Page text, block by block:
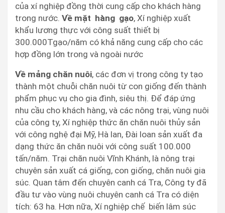
của xí nghiệp đồng thời cung cấp cho khách hàng
trong nước. Về mặt hàng gạo, Xí nghiệp xuất
khẩu lương thực với công suất thiết bị
300.000Tgạo/năm có khả năng cung cấp cho các
hợp đồng lớn trong và ngoài nước
Về mảng chăn nuôi, các đơn vị trong công ty tạo
thành một chuỗi chăn nuôi từ con giống đến thành
phẩm phục vụ cho gia đình, siêu thị. Để đáp ứng
nhu cầu cho khách hàng, và các nông trại, vùng nuôi
của công ty, Xí nghiệp thức ăn chăn nuôi thủy sản
với công nghệ đại Mỹ, Hà lan, Đài loan sản xuất đa
dạng thức ăn chăn nuôi với công suất 100.000
tấn/năm. Trại chăn nuôi Vĩnh Khánh, là nông trại
chuyên sản xuất cá giống, con giống, chăn nuôi gia
súc. Quan tâm đến chuyên canh cá Tra, Công ty đã
đầu tư vào vùng nuôi chuyên canh cá Tra có diện
tích: 63 ha. Hơn nữa, Xí nghiệp chế biến lâm súc